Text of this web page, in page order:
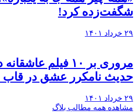
شگفت‌زده کرد!
۲۹ خرداد ۱۴۰۱
مروری بر ۱۰ فیلم
حدیث نامکرر عشق در قاب
۲۹ خرداد ۱۴۰۱
مشاهده همه مطالب بلاگ